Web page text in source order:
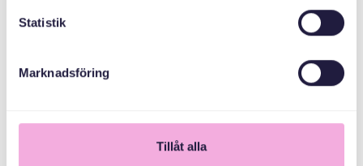
Statistik
Marknadsföring
Tillåt alla